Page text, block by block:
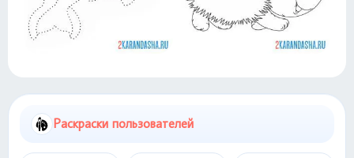
Раскраски пользователей